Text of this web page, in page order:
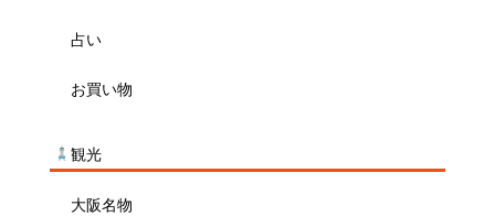
占い
お買い物
観光
大阪名物